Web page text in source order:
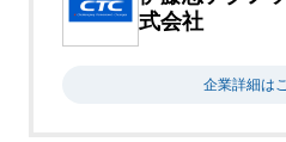
式会社
企業詳細は